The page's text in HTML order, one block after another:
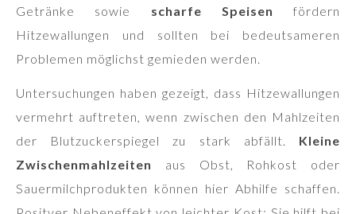
Getränke sowie scharfe Speisen fördern
Hitzewallungen und sollten bei bedeutsameren
Problemen möglichst gemieden werden.
Untersuchungen haben gezeigt, dass Hitzewallungen
vermehrt auftreten, wenn zwischen den Mahlzeiten
der Blutzuckerspiegel zu stark abfällt. Kleine
Zwischenmahlzeiten
aus Obst, Rohkost oder
Sauermilchprodukten können hier Abhilfe schaffen.